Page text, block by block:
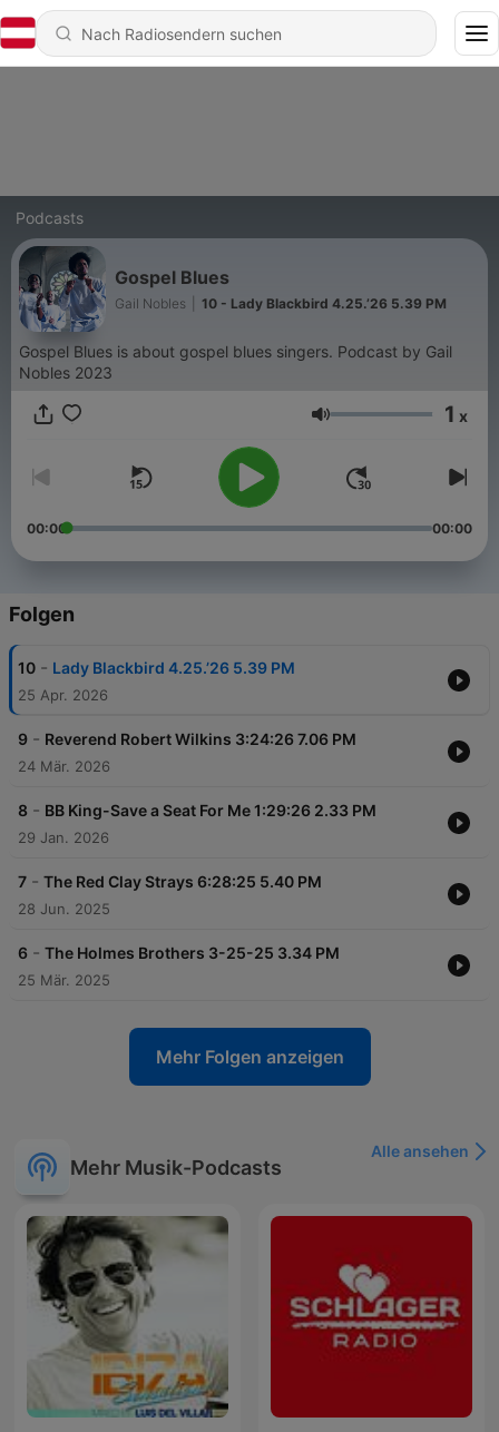
Podcasts
Gospel Blues
Gail Nobles 10 - Lady Blackbird 4.25.’26 5.39 PM
Gospel Blues is about gospel blues singers. Podcast by Gail
Nobles 2023
Lautstärke 1 x
00:00 00:00
Folgen
10 - Lady Blackbird 4.25.’26 5.39 PM
25 Apr. 2026
9 - Reverend Robert Wilkins 3:24:26 7.06 PM
24 Mär. 2026
8 - BB King-Save a Seat For Me 1:29:26 2.33 PM
29 Jan. 2026
7 - The Red Clay Strays 6:28:25 5.40 PM
28 Jun. 2025
6 - The Holmes Brothers 3-25-25 3.34 PM
25 Mär. 2025
Mehr Folgen anzeigen
Mehr Musik-Podcasts
Alle ansehen